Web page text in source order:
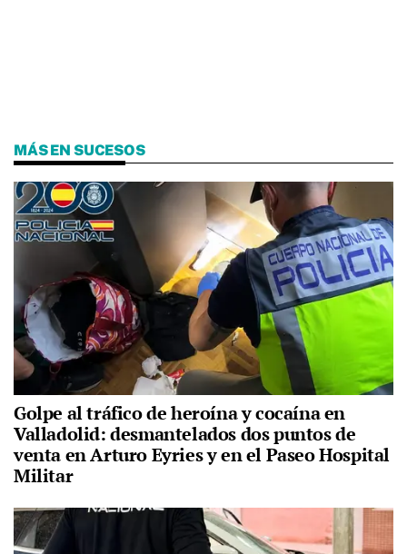
MÁS EN SUCESOS
Golpe al tráfico de heroína y cocaína en
Valladolid: desmantelados dos puntos de
venta en Arturo Eyries y en el Paseo Hospital
Militar